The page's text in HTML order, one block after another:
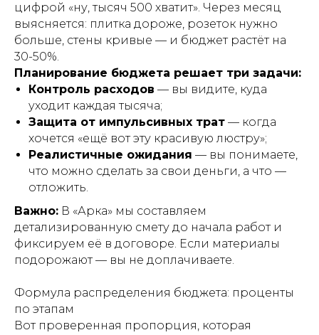
цифрой «ну, тысяч 500 хватит». Через месяц
выясняется: плитка дороже, розеток нужно
больше, стены кривые — и бюджет растёт на
30-50%.
Планирование бюджета решает три задачи:
Контроль расходов — вы видите, куда
уходит каждая тысяча;
Защита от импульсивных трат — когда
хочется «ещё вот эту красивую люстру»;
Реалистичные ожидания — вы понимаете,
что можно сделать за свои деньги, а что —
отложить.
Важно: В «Арка» мы составляем
детализированную смету до начала работ и
фиксируем её в договоре. Если материалы
подорожают — вы не доплачиваете.
Формула распределения бюджета: проценты
по этапам
Вот проверенная пропорция, которая